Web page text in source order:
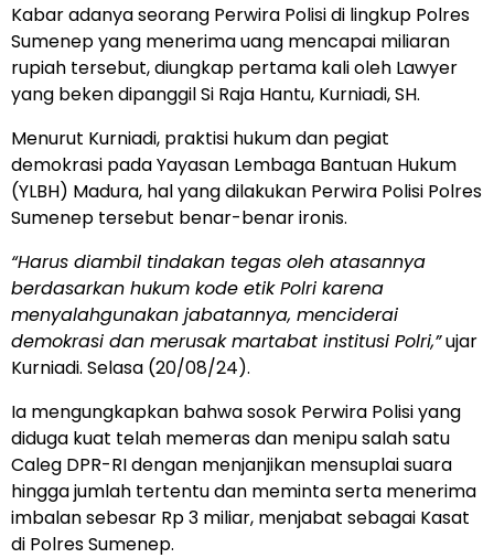
Kabar adanya seorang Perwira Polisi di lingkup Polres
Sumenep yang menerima uang mencapai miliaran
rupiah tersebut, diungkap pertama kali oleh Lawyer
yang beken dipanggil Si Raja Hantu, Kurniadi, SH.
Menurut Kurniadi, praktisi hukum dan pegiat
demokrasi pada Yayasan Lembaga Bantuan Hukum
(YLBH) Madura, hal yang dilakukan Perwira Polisi Polres
Sumenep tersebut benar-benar ironis.
“Harus diambil tindakan tegas oleh atasannya
berdasarkan hukum kode etik Polri karena
menyalahgunakan jabatannya, menciderai
demokrasi dan merusak martabat institusi Polri,”ujar
Kurniadi. Selasa (20/08/24).
Ia mengungkapkan bahwa sosok Perwira Polisi yang
diduga kuat telah memeras dan menipu salah satu
Caleg DPR-RI dengan menjanjikan mensuplai suara
hingga jumlah tertentu dan meminta serta menerima
imbalan sebesar Rp 3 miliar, menjabat sebagai Kasat
di Polres Sumenep.